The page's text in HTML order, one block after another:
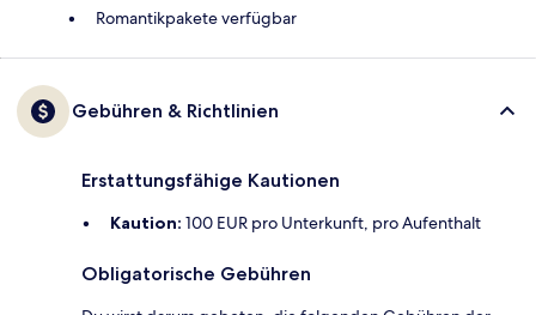
Romantikpakete verfügbar
Gebühren & Richtlinien
Erstattungsfähige Kautionen
Kaution: 100 EUR pro Unterkunft, pro Aufenthalt
Obligatorische Gebühren